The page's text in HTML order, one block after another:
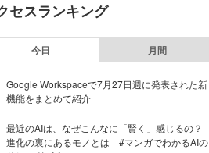
セスランキング
今日 月間
Google Workspaceで7月27日週に発表された新
機能をまとめて紹介
最近のAIは、なぜこんなに「賢く」感じるの？
進化の裏にあるモノとは #マンガでわかるAIの